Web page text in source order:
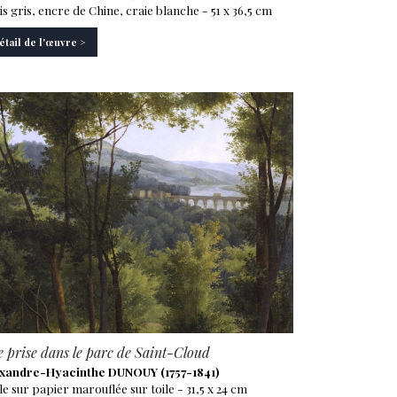
gris, encre de Chine, craie blanche - 51 x 36,5 cm
de l'œuvre >
prise dans le parc de Saint-Cloud
Hyacinthe DUNOUY (1757-1841)
sur papier marouflée sur toile - 31,5 x 24 cm